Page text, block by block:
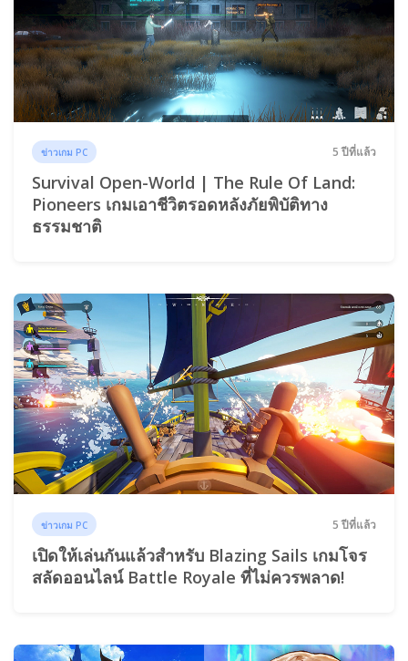
ข่าวเกม PC 5 ปีที่แล้ว
Survival Open-World | The Rule Of Land:
Pioneers เกมเอาชีวิตรอดหลังภัยพิบัติทาง
ธรรมชาติ
ข่าวเกม PC 5 ปีที่แล้ว
เปิดให้เล่นกันแล้วสำหรับ Blazing Sails เกมโจร
สลัดออนไลน์ Battle Royale ที่ไม่ควรพลาด!